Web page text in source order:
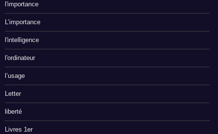
l'importance
L’importance
l'intelligence
l'ordinateur
l’usage
Letter
liberté
Livres 1er